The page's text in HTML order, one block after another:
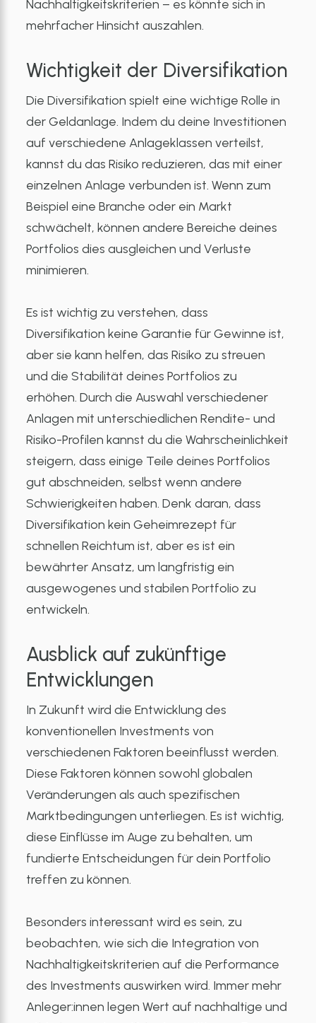
Nachhaltigkeitskriterien – es könnte sich in
mehrfacher Hinsicht auszahlen.
Wichtigkeit der Diversifikation
Die Diversifikation spielt eine wichtige Rolle in
der Geldanlage. Indem du deine Investitionen
auf verschiedene Anlageklassen verteilst,
kannst du das Risiko reduzieren, das mit einer
einzelnen Anlage verbunden ist. Wenn zum
Beispiel eine Branche oder ein Markt
schwächelt, können andere Bereiche deines
Portfolios dies ausgleichen und Verluste
minimieren.
Es ist wichtig zu verstehen, dass
Diversifikation keine Garantie für Gewinne ist,
aber sie kann helfen, das Risiko zu streuen
und die Stabilität deines Portfolios zu
erhöhen. Durch die Auswahl verschiedener
Anlagen mit unterschiedlichen Rendite- und
Risiko-Profilen kannst du die Wahrscheinlichkeit
steigern, dass einige Teile deines Portfolios
gut abschneiden, selbst wenn andere
Schwierigkeiten haben. Denk daran, dass
Diversifikation kein Geheimrezept für
schnellen Reichtum ist, aber es ist ein
bewährter Ansatz, um langfristig ein
ausgewogenes und stabilen Portfolio zu
entwickeln.
Ausblick auf zukünftige
Entwicklungen
In Zukunft wird die Entwicklung des
konventionellen Investments von
verschiedenen Faktoren beeinflusst werden.
Diese Faktoren können sowohl globalen
Veränderungen als auch spezifischen
Marktbedingungen unterliegen. Es ist wichtig,
diese Einflüsse im Auge zu behalten, um
fundierte Entscheidungen für dein Portfolio
treffen zu können.
Besonders interessant wird es sein, zu
beobachten, wie sich die Integration von
Nachhaltigkeitskriterien auf die Performance
des Investments auswirken wird. Immer mehr
Anleger:innen legen Wert auf nachhaltige und